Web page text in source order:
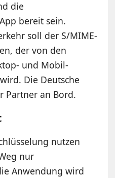
die
bereit sein.
soll der S/MIME-
der von den
und Mobil-
Die Deutsche
Partner an Bord.
nutzen
nur
Anwendung wird